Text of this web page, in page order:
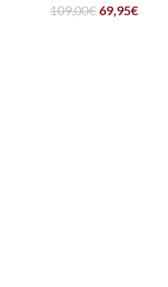
109,00€ 69,95€